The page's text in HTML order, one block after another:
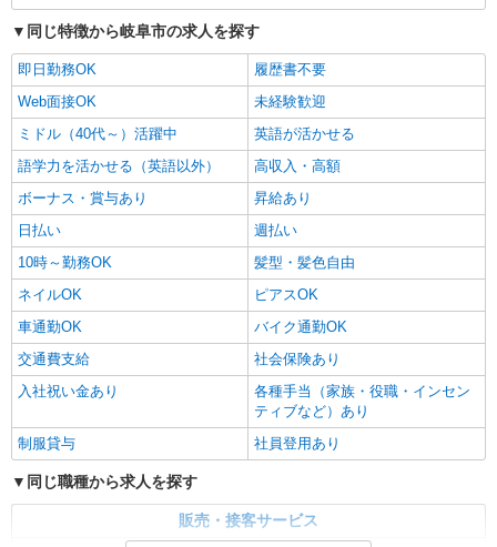
同じ特徴から岐阜市の求人を探す
即日勤務OK
履歴書不要
Web面接OK
未経験歓迎
ミドル（40代～）活躍中
英語が活かせる
語学力を活かせる（英語以外）
高収入・高額
ボーナス・賞与あり
昇給あり
日払い
週払い
10時～勤務OK
髪型・髪色自由
ネイルOK
ピアスOK
車通勤OK
バイク通勤OK
交通費支給
社会保険あり
入社祝い金あり
各種手当（家族・役職・インセン
ティブなど）あり
制服貸与
社員登用あり
同じ職種から求人を探す
販売・接客サービス